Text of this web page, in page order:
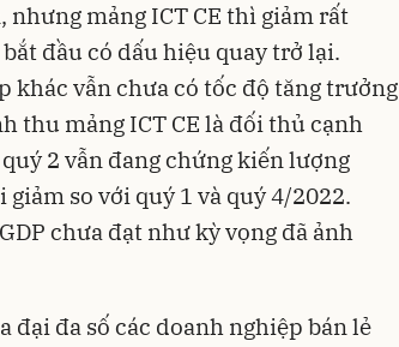
nhưng mảng ICT CE thì giảm rất
đầu có dấu hiệu quay trở lại.
khác vẫn chưa có tốc độ tăng trưởng
thu mảng ICT CE là đối thủ cạnh
2 vẫn đang chứng kiến lượng
so với quý 1 và quý 4/2022.
chưa đạt như kỳ vọng đã ảnh
đại đa số các doanh nghiệp bán lẻ